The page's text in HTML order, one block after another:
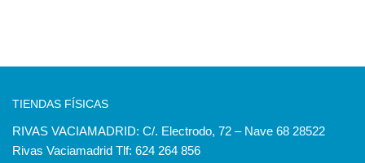
TIENDAS FÍSICAS
RIVAS VACIAMADRID: C/. Electrodo, 72 – Nave 68 28522
Rivas Vaciamadrid Tlf: 624 264 856